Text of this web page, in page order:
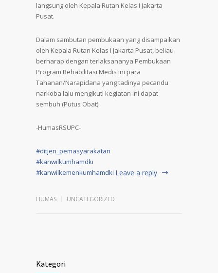
langsung oleh Kepala Rutan Kelas I Jakarta
Pusat.
Dalam sambutan pembukaan yang disampaikan
oleh Kepala Rutan Kelas I Jakarta Pusat, beliau
berharap dengan terlaksananya Pembukaan
Program Rehabilitasi Medis ini para
Tahanan/Narapidana yang tadinya pecandu
narkoba lalu mengikuti kegiatan ini dapat
sembuh (Putus Obat).
-HumasRSUPC-
#ditjen_pemasyarakatan
#kanwilkumhamdki
#kanwilkemenkumhamdki Leave a reply
HUMAS UNCATEGORIZED
Kategori